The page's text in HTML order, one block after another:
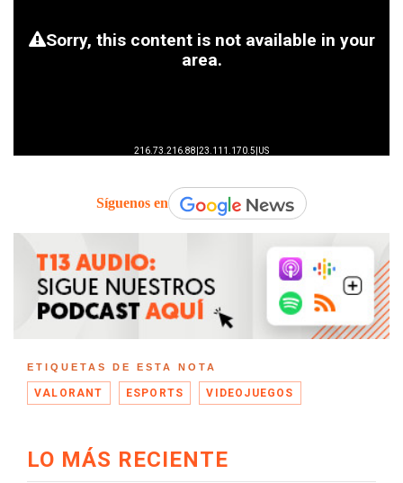
Síguenos en
ETIQUETAS DE ESTA NOTA
VALORANT ESPORTS VIDEOJUEGOS
LO MÁS RECIENTE